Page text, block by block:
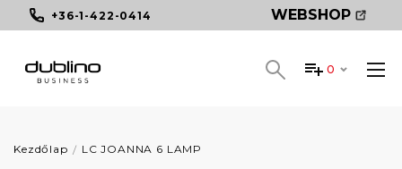
+36-1-422-0414 WEBSHOP
0
Kezdőlap LC JOANNA 6 LAMP